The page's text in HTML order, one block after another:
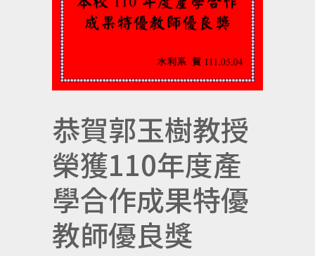
恭賀郭玉樹教授
榮獲110年度產
學合作成果特優
教師優良獎